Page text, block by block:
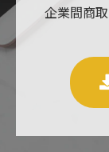
企業間商